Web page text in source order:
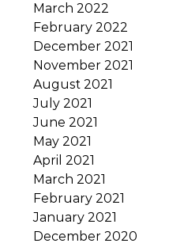
March 2022
February 2022
December 2021
November 2021
August 2021
July 2021
June 2021
May 2021
April 2021
March 2021
February 2021
January 2021
December 2020